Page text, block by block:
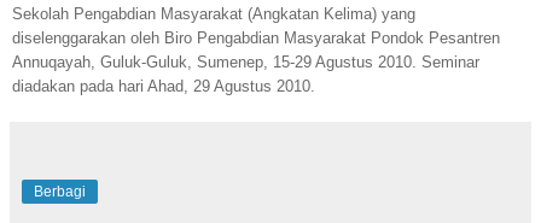
Sekolah Pengabdian Masyarakat (Angkatan Kelima) yang
diselenggarakan oleh Biro Pengabdian Masyarakat Pondok Pesantren
Annuqayah, Guluk-Guluk, Sumenep, 15-29 Agustus 2010. Seminar
diadakan pada hari Ahad, 29 Agustus 2010.
Berbagi